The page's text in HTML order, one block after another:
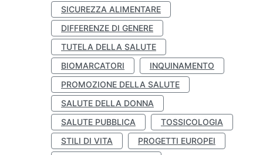
SICUREZZA ALIMENTARE
DIFFERENZE DI GENERE
TUTELA DELLA SALUTE
BIOMARCATORI
INQUINAMENTO
PROMOZIONE DELLA SALUTE
SALUTE DELLA DONNA
SALUTE PUBBLICA
TOSSICOLOGIA
STILI DI VITA
PROGETTI EUROPEI